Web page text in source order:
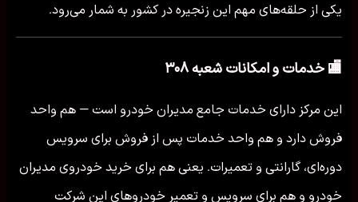
یکی از حلقه‌های مهم این زنجیره در کشور به شمار می‌رود.
🏬 خدمات و امکانات شعبه ۳۰۸
این مرکز دارای خدمات جامع مدیران خودرو است — هم واحد
فروش دارد و هم واحد خدمات پس از فروش برای سرویس
دوره‌ای، گارانتی و تعمیرات. یعنی هم برای خرید خودروی مدیران
خودرو و هم برای سرویس و تعمیر خودروهای این شرکت